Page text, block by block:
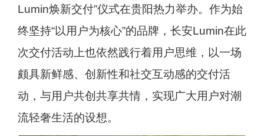
Lumin焕新交付”仪式在贵阳热力举办。作为始
终坚持“以用户为核心”的品牌，长安Lumin在此
次交付活动上也依然践行着用户思维，以一场
颇具新鲜感、创新性和社交互动感的交付活
动，与用户共创共享共情，实现广大用户对潮
流轻奢生活的设想。